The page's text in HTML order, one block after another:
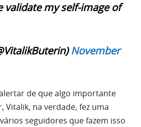
validate my self-image of
November
de que algo importante
Vitalik, na verdade, fez uma
seguidores que fazem isso